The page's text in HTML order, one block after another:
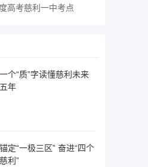
高考慈利一中考点
一个“质”字读懂慈利未来
五年
锚定“一极三区” 奋进“四个
慈利”